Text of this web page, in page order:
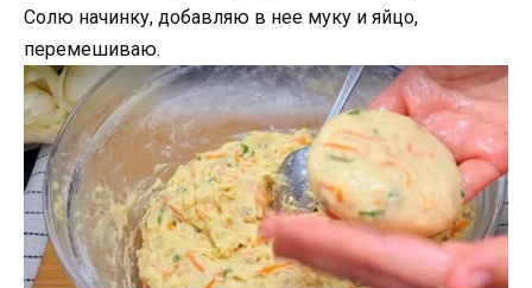
Солю начинку, добавляю в нее муку и яйцо,
перемешиваю.